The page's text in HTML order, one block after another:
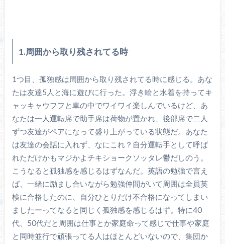
1.周囲から取り残されてる時
1つ目、孤独感は周囲から取り残されてる時に感じる。あな
たは友達5人と海に遊びに行った。浮き輪と水着を持ってキ
ャッキャウフフと車の中でワイワイ楽しんでいるけど、あ
なたは一人運転席で助手席は荷物が置かれ、後部席で二人
ずつ友達がペアになって盛り上がっている状態だ。あなた
は友達の会話に入れず、なにこれ？自分運転手として呼ば
れただけかもマジかよチキショークソッタレ鬱だしのう。
こうなると孤独感を感じるはずなんだ。英語の勉強で言え
ば、一緒に励まし合いながら勉強仲間がいて周囲は全員英
検に合格したのに、自分ひとりだけ不合格になってしまい
ましたーってなると同じく孤独感を感じるはず。特に40
代、50代だと周囲は仕事とか家庭命って感じで仕事や家庭
と同時並行で頑張ってる人はほとんどいないので、集団か